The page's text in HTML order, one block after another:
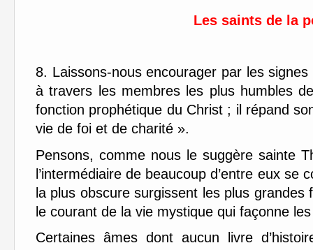
Les saints de la
8. Laissons-nous encourager par les
à travers les membres les plus humbles
fonction prophétique du Christ ; il répand
vie de foi et de charité ».
Pensons, comme nous le suggère sainte
l’intermédiaire de beaucoup d’entre eux
la plus obscure surgissent les plus
le courant de la vie mystique qui façonne
Certaines âmes dont aucun livre